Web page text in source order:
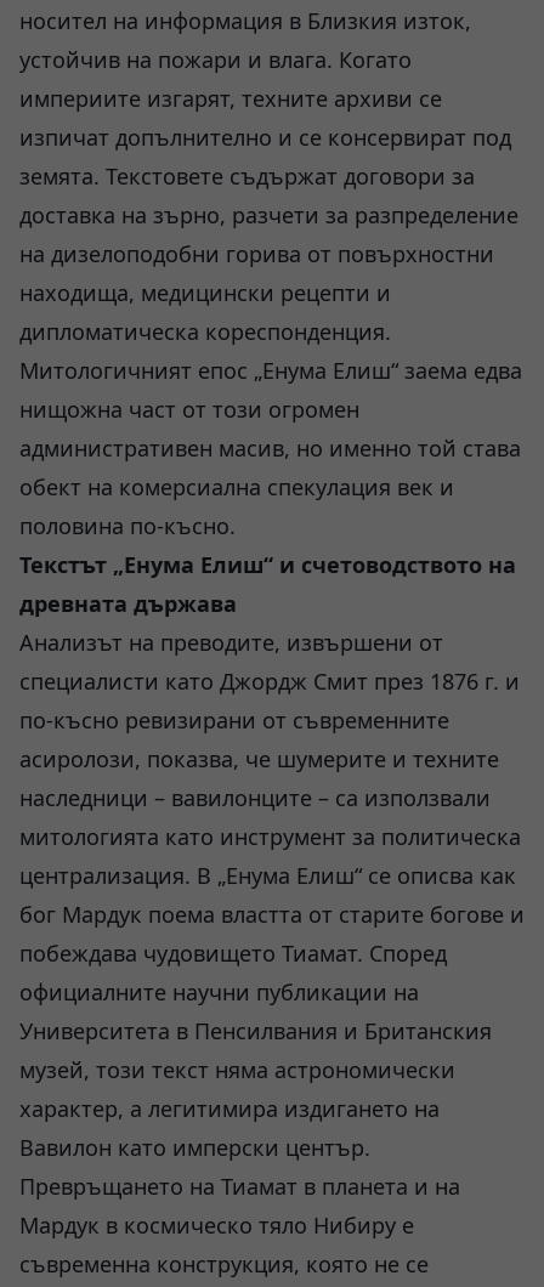
носител на информация в Близкия изток,
устойчив на пожари и влага. Когато
империите изгарят, техните архиви се
изпичат допълнително и се консервират под
земята. Текстовете съдържат договори за
доставка на зърно, разчети за разпределение
на дизелоподобни горива от повърхностни
находища, медицински рецепти и
дипломатическа кореспонденция.
Митологичният епос „Енума Елиш“ заема едва
нищожна част от този огромен
административен масив, но именно той става
обект на комерсиална спекулация век и
половина по-късно.
Текстът „Енума Елиш“ и счетоводството на
древната държава
Анализът на преводите, извършени от
специалисти като Джордж Смит през 1876 г. и
по-късно ревизирани от съвременните
асиролози, показва, че шумерите и техните
наследници – вавилонците – са използвали
митологията като инструмент за политическа
централизация. В „Енума Елиш“ се описва как
бог Мардук поема властта от старите богове и
побеждава чудовището Тиамат. Според
официалните научни публикации на
Университета в Пенсилвания и Британския
музей, този текст няма астрономически
характер, а легитимира издигането на
Вавилон като имперски център.
Превръщането на Тиамат в планета и на
Мардук в космическо тяло Нибиру е
съвременна конструкция, която не се